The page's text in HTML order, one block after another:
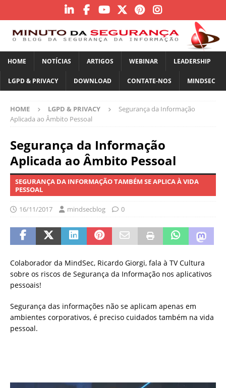
HOME NOTÍCIAS ARTIGOS WEBINAR LEADERSHIP
LGPD & PRIVACY DOWNLOAD CONTATE-NOS MINDSEC
HOME LGPD & PRIVACY
Segurança da Informação
Aplicada ao Âmbito Pessoal
Segurança da Informação
Aplicada ao Âmbito Pessoal
SEGURANÇA DA INFORMAÇÃO TAMBÉM SE APLICA À VIDA
PESSOAL
16/11/2017 mindsecblog 0
Colaborador da MindSec, Ricardo Giorgi, fala à TV Cultura
sobre os riscos de Segurança da Informação nos aplicativos
pessoais!
Segurança das informações não se aplicam apenas em
ambientes corporativos, é preciso cuidados também na vida
pessoal.